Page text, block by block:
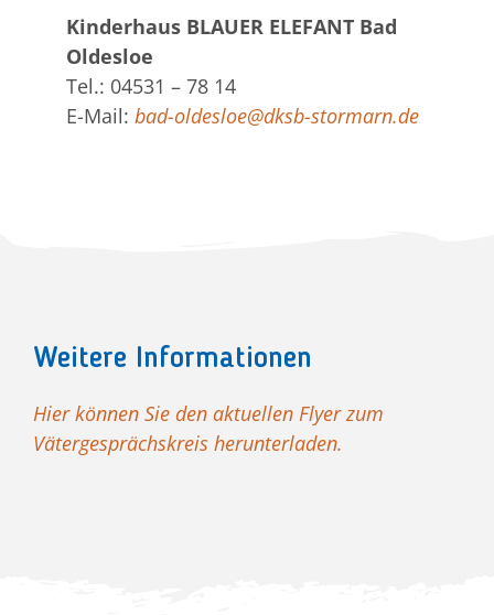
Kinderhaus BLAUER ELEFANT Bad
Oldesloe
Tel.: 04531 – 78 14
E-Mail: bad-oldesloe@dksb-stormarn.de
Weitere Informationen
Hier können Sie den aktuellen Flyer zum
Vätergesprächskreis herunterladen.